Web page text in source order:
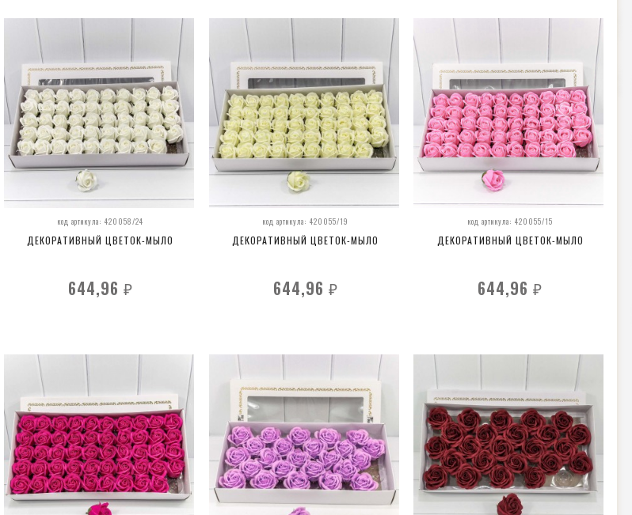
код артикула: 420058/24
ДЕКОРАТИВНЫЙ ЦВЕТОК-МЫЛО
644,96 ₽
код артикула: 420055/19
ДЕКОРАТИВНЫЙ ЦВЕТОК-МЫЛО
644,96 ₽
код артикула: 420055/15
ДЕКОРАТИВНЫЙ ЦВЕТОК-МЫЛО
644,96₽